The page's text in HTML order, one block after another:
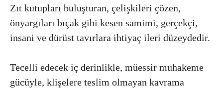
Zıt kutupları buluşturan, çelişkileri çözen,
önyargıları bıçak gibi kesen samimi, gerçekçi,
insani ve dürüst tavırlara ihtiyaç ileri düzeydedir.
Tecelli edecek iç derinlikle, müessir muhakeme
gücüyle, klişelere teslim olmayan kavrama